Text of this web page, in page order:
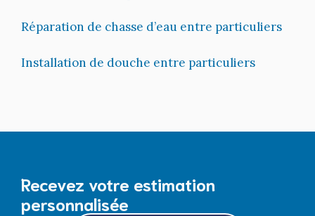
Réparation de chasse d’eau entre particuliers
Installation de douche entre particuliers
Recevez votre estimation
personnalisée